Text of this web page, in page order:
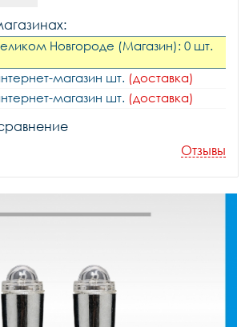
Новгороде (Магазин): 0 шт.
магазин шт. (доставка)
магазин шт. (доставка)
Отзывы